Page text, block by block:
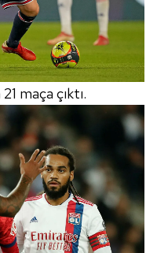
maça çıktı.